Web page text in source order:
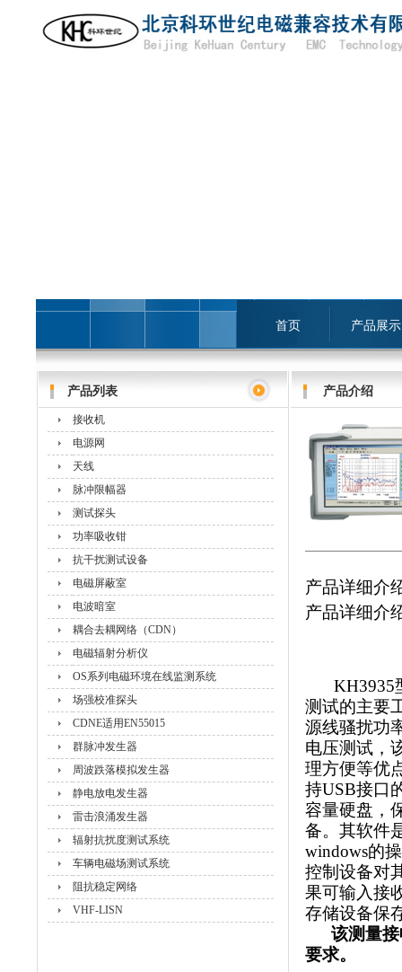
首页 产品展示
产品列表
接收机
电源网
天线
脉冲限幅器
测试探头
功率吸收钳
抗干扰测试设备
电磁屏蔽室
电波暗室
耦合去耦网络（CDN）
电磁辐射分析仪
OS系列电磁环境在线监测系统
场强校准探头
CDNE适用EN55015
群脉冲发生器
周波跌落模拟发生器
静电放电发生器
雷击浪涌发生器
辐射抗扰度测试系统
车辆电磁场测试系统
阻抗稳定网络
VHF-LISN
产品介绍
产品详细介
产品详细介
KH3935
测试的主要
源线骚扰功
电压测试，
理方便等优
持USB接口
容量硬盘，
备。其软件
windows的
控制设备对
果可输入接
存储设备保
该测量
要求。